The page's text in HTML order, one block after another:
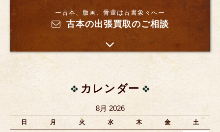
ー古本、版画、骨董は古書象々へー
古本の出張買取のご相談
カレンダー
8月 2026
日 月 火 水 木 金 土